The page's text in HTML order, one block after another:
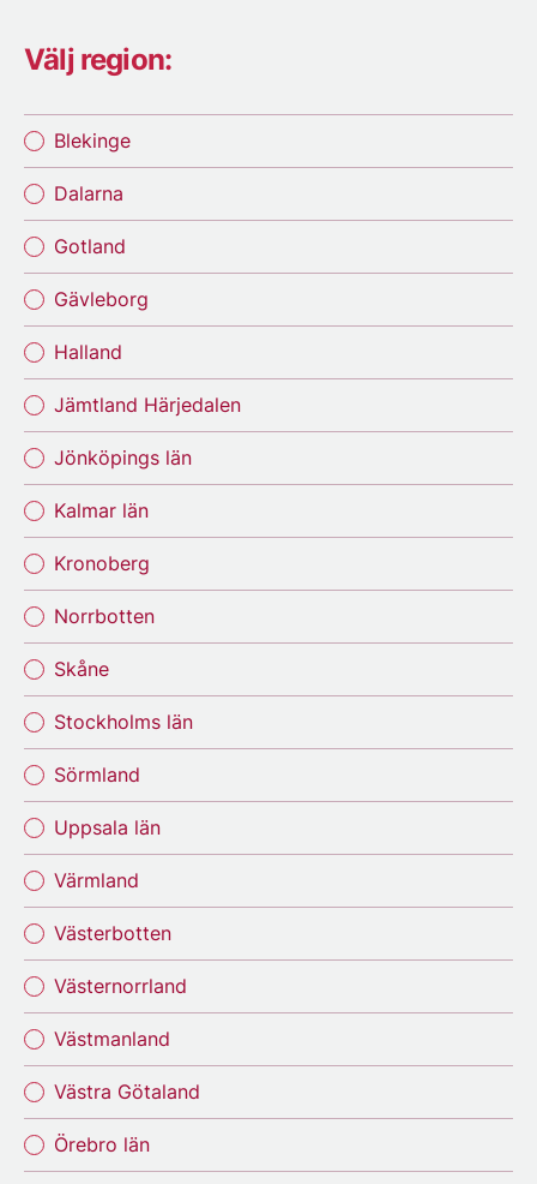
Välj region:
Blekinge
Dalarna
Gotland
Gävleborg
Halland
Jämtland Härjedalen
Jönköpings län
Kalmar län
Kronoberg
Norrbotten
Skåne
Stockholms län
Sörmland
Uppsala län
Värmland
Västerbotten
Västernorrland
Västmanland
Västra Götaland
Örebro län